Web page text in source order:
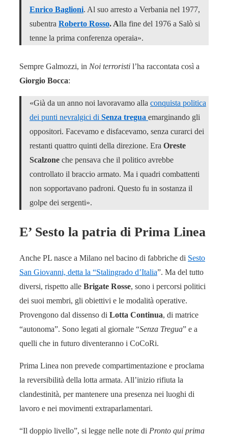
Enrico Baglioni. Al suo arresto a Verbania nel 1977,
subentra Roberto Rosso. Alla fine del 1976 a Salò si
tenne la prima conferenza operaia».
Sempre Galmozzi, in Noi terroristi l’ha raccontata così a
Giorgio Bocca:
«Già da un anno noi lavoravamo alla conquista politica
dei punti nevralgici di Senza tregua emarginando gli
oppositori. Facevamo e disfacevamo, senza curarci dei
restanti quattro quinti della direzione. Era Oreste
Scalzone che pensava che il politico avrebbe
controllato il braccio armato. Ma i quadri combattenti
non sopportavano padroni. Questo fu in sostanza il
golpe dei sergenti».
E’ Sesto la patria di Prima Linea
Anche PL nasce a Milano nel bacino di fabbriche di Sesto
San Giovanni, detta la “Stalingrado d’Italia”. Ma del tutto
diversi, rispetto alle Brigate Rosse, sono i percorsi politici
dei suoi membri, gli obiettivi e le modalità operative.
Provengono dal dissenso di Lotta Continua, di matrice
“autonoma”. Sono legati al giornale “Senza Tregua” e a
quelli che in futuro diventeranno i CoCoRi.
Prima Linea non prevede compartimentazione e proclama
la reversibilità della lotta armata. All’inizio rifiuta la
clandestinità, per mantenere una presenza nei luoghi di
lavoro e nei movimenti extraparlamentari.
“Il doppio livello”, si legge nelle note di Pronto qui prima